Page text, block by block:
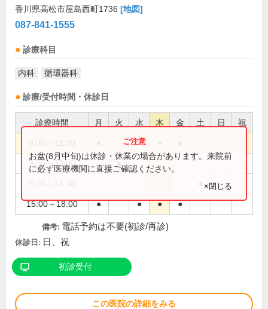
香川県高松市屋島西町1736 [地図]
087-841-1555
診療科目
内科 循環器科
診療/受付時間・休診日
診療時間 月 火 水 木 金 土 日 祝
●
9:00～13:00 ●
15:00～18:00 ● ● ● ●
お盆(8月中旬)は休診・休業の場合があります。来院前
に必ず医療機関に直接ご確認ください。
×閉じる
備考: 電話予約は不要(初診/再診)
休診日: 日、祝
初診受付
この医院の詳細をみる